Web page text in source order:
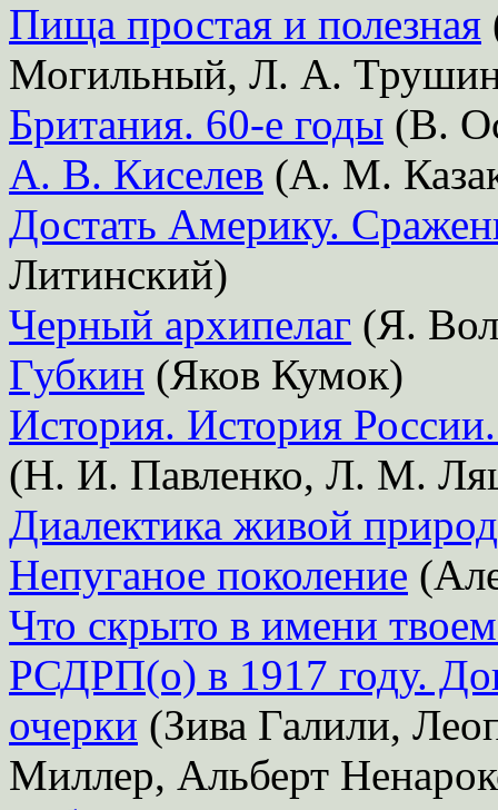
Пища простая и полезная
Могильный, Л. А.
Британия. 60-е годы (В.
А. В. Киселев (А. М.
Достать Америку.
Литинский)
Черный архипелаг (Я.
Губкин (Яков Кумок)
История. История
(Н. И. Павленко, Л. М.
Диалектика живой
Непуганое поколение
Что скрыто в имени
РСДРП(о) в 1917 году.
очерки (Зива Галили,
Миллер, Альберт